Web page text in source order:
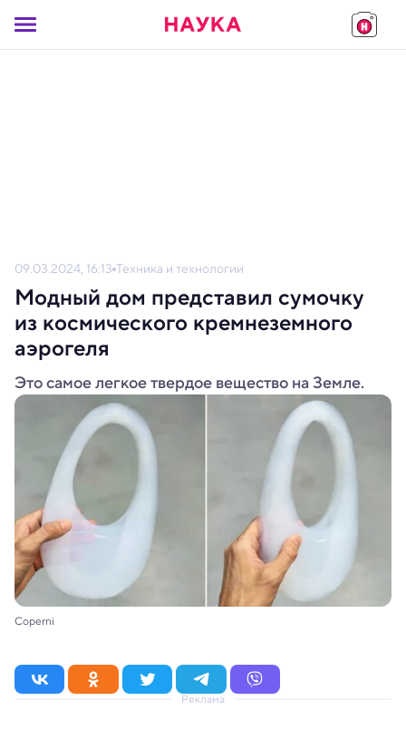
09.03.2024, 16:13 Техника и технологии
Модный дом представил сумочку
из космического кремнеземного
аэрогеля
Это самое легкое твердое вещество на Земле.
Coperni
Реклама